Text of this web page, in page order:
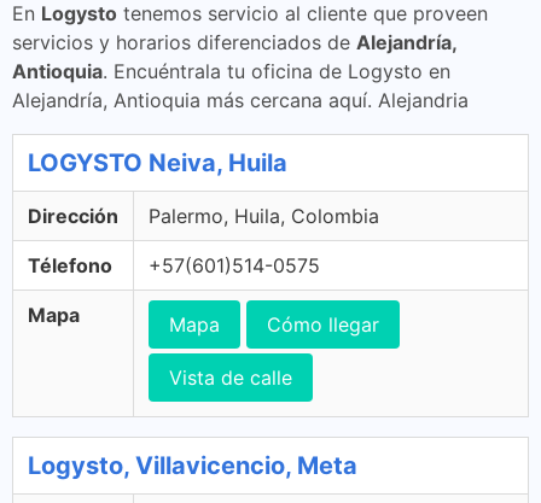
En Logysto tenemos servicio al cliente que proveen
servicios y horarios diferenciados de Alejandría,
Antioquia. Encuéntrala tu oficina de Logysto en
Alejandría, Antioquia más cercana aquí. Alejandria
LOGYSTO Neiva, Huila
Dirección Palermo, Huila, Colombia
Télefono +57(601)514-0575
Mapa Mapa Cómo llegar
Vista de calle
Logysto, Villavicencio, Meta